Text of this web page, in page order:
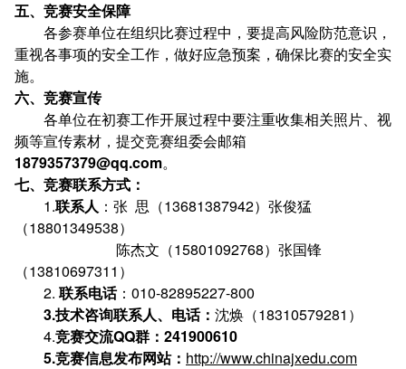
五、竞赛安全保障
各参赛单位在组织比赛过程中，要提高风险防范意识，
重视各事项的安全工作，做好应急预案，确保比赛的安全实
施。
六、竞赛宣传
各单位在初赛工作开展过程中要注重收集相关照片、视
频等宣传素材，提交竞赛组委会邮箱
1879357379@qq.com。
七、 竞赛联系方式：
1.联系人 ：张 思（13681387942）张俊猛
（18801349538）
陈杰文（15801092768）张国锋
（13810697311）
2. 联系电话：010-82895227-800
3.技术咨询联系人、电话： 沈焕（18310579281）
4.竞赛交流QQ群：241900610
5.竞赛信息发布网站： http://www.chinajxedu.com